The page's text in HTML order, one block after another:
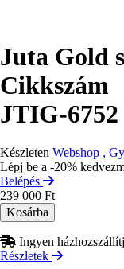
Juta Gold
Cikkszám
JTIG-6752
Készleten Webshop ,
Lépj be a -20%
Belépés
239 000 Ft
Ingyen
Részletek